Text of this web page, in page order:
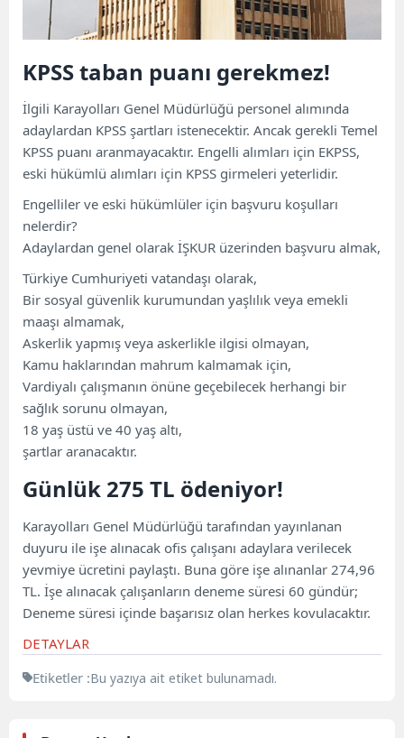
KPSS taban puanı gerekmez!
İlgili Karayolları Genel Müdürlüğü personel alımında
adaylardan KPSS şartları istenecektir. Ancak gerekli Temel
KPSS puanı aranmayacaktır. Engelli alımları için EKPSS,
eski hükümlü alımları için KPSS girmeleri yeterlidir.
Engelliler ve eski hükümlüler için başvuru koşulları
nelerdir?
Adaylardan genel olarak İŞKUR üzerinden başvuru almak,
Türkiye Cumhuriyeti vatandaşı olarak,
Bir sosyal güvenlik kurumundan yaşlılık veya emekli
maaşı almamak,
Askerlik yapmış veya askerlikle ilgisi olmayan,
Kamu haklarından mahrum kalmamak için,
Vardiyalı çalışmanın önüne geçebilecek herhangi bir
sağlık sorunu olmayan,
18 yaş üstü ve 40 yaş altı,
şartlar aranacaktır.
Günlük 275 TL ödeniyor!
Karayolları Genel Müdürlüğü tarafından yayınlanan
duyuru ile işe alınacak ofis çalışanı adaylara verilecek
yevmiye ücretini paylaştı. Buna göre işe alınanlar 274,96
TL. İşe alınacak çalışanların deneme süresi 60 gündür;
Deneme süresi içinde başarısız olan herkes kovulacaktır.
DETAYLAR
Etiketler :Bu yazıya ait etiket bulunamadı.